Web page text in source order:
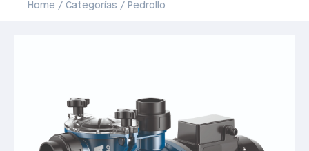
Home Categorías Pedrollo